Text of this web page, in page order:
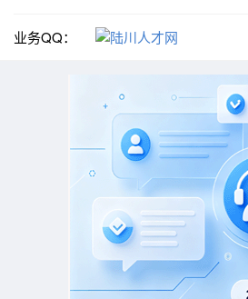
业务QQ：